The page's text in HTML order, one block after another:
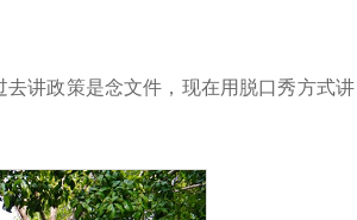
讲政策是念文件，现在用脱口秀方式